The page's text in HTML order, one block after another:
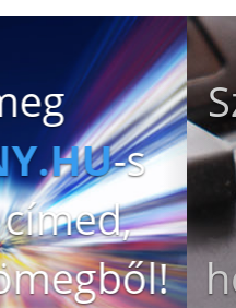
PLAY.HU-
címed,
tömegből!